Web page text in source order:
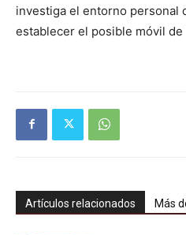
investiga el entorno personal
establecer el posible móvil
Artículos relacionados Más